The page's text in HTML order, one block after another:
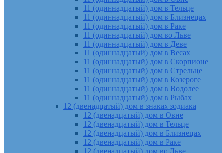
11 (одиннадцатый) дом в Тельце
11 (одиннадцатый) дом в Близнецах
11 (одиннадцатый) дом в Раке
11 (одиннадцатый) дом во Льве
11 (одиннадцатый) дом в Деве
11 (одиннадцатый) дом в Весах
11 (одиннадцатый) дом в Скорпионе
11 (одиннадцатый) дом в Стрельце
11 (одиннадцатый) дом в Козероге
11 (одиннадцатый) дом в Водолее
11 (одиннадцатый) дом в Рыбах
12 (двенадцатый) дом в знаках зодиака
12 (двенадцатый) дом в Овне
12 (двенадцатый) дом в Тельце
12 (двенадцатый) дом в Близнецах
12 (двенадцатый) дом в Раке
12 (двенадцатый) дом во Льве